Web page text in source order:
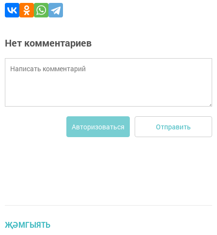
Нет комментариев
Авторизоваться Отправить
ҖӘМГЫЯТЬ